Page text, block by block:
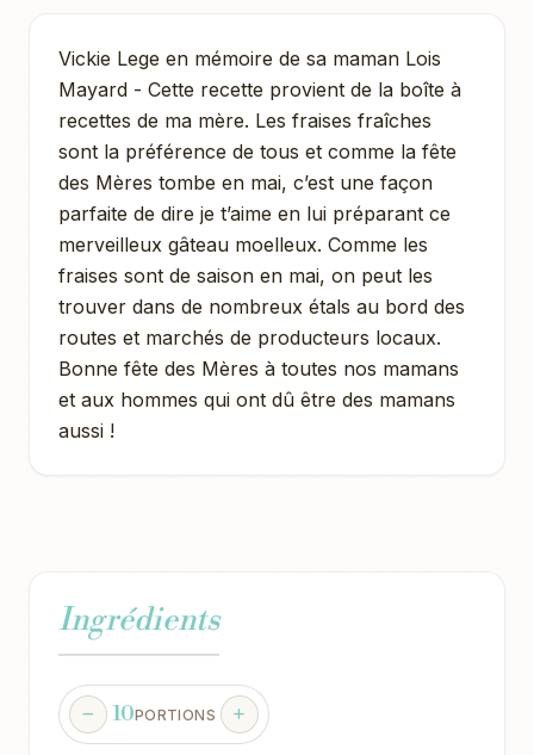
Vickie Lege en mémoire de sa maman Lois
Mayard - Cette recette provient de la boîte à
recettes de ma mère. Les fraises fraîches
sont la préférence de tous et comme la fête
des Mères tombe en mai, c’est une façon
parfaite de dire je t’aime en lui préparant ce
merveilleux gâteau moelleux. Comme les
fraises sont de saison en mai, on peut les
trouver dans de nombreux étals au bord des
routes et marchés de producteurs locaux.
Bonne fête des Mères à toutes nos mamans
et aux hommes qui ont dû être des mamans
aussi !
Ingrédients
10PORTIONS